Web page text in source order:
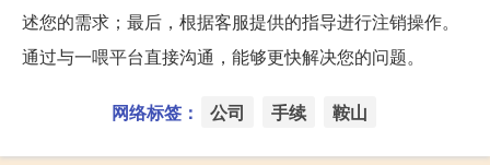
述您的需求；最后，根据客服提供的指导进行注销操作。
通过与一喂平台直接沟通，能够更快解决您的问题。
网络标签： 公司 手续 鞍山